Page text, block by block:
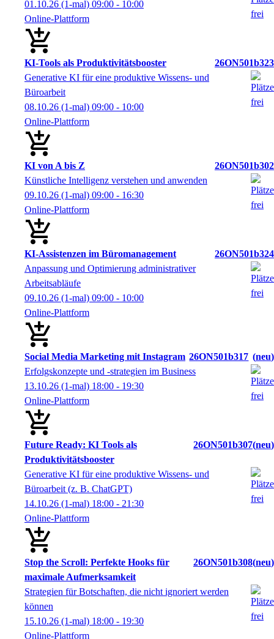
01.10.26 (1-mal) 09:00 - 10:00
Online-Plattform
KI-Tools als Produktivitätsbooster
26ON501b323
Generative KI für eine produktive Wissens- und
Büroarbeit
08.10.26 (1-mal) 09:00 - 10:00
Online-Plattform
KI von A bis Z
26ON501b302
Künstliche Intelligenz verstehen und anwenden
09.10.26 (1-mal) 09:00 - 16:30
Online-Plattform
KI-Assistenzen im Büromanagement
26ON501b324
Anpassung und Optimierung administrativer
Arbeitsabläufe
09.10.26 (1-mal) 09:00 - 10:00
Online-Plattform
Social Media Marketing mit Instagram 26ON501b317
neu
Erfolgskonzepte und -strategien im Business
13.10.26 (1-mal) 18:00 - 19:30
Online-Plattform
Future Ready: KI Tools als
Produktivitätsbooster
26ON501b307 neu
Generative KI für eine produktive Wissens- und
Büroarbeit (z. B. ChatGPT)
14.10.26 (1-mal) 18:00 - 21:30
Online-Plattform
Stop the Scroll: Perfekte Hooks für
maximale Aufmerksamkeit
26ON501b308 neu
Strategien für Botschaften, die nicht ignoriert werden
können
15.10.26 (1-mal) 18:00 - 19:30
Online-Plattform